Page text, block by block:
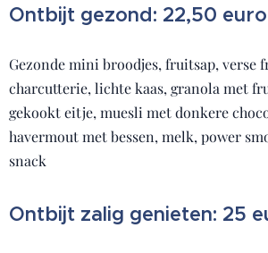
Ontbijt gezond: 22,50
Gezonde mini broodjes, fruitsap, verse
charcutterie, lichte kaas, granola met
gekookt eitje, muesli met donkere
havermout met bessen, melk, power
snack
Ontbijt zalig genieten: 25